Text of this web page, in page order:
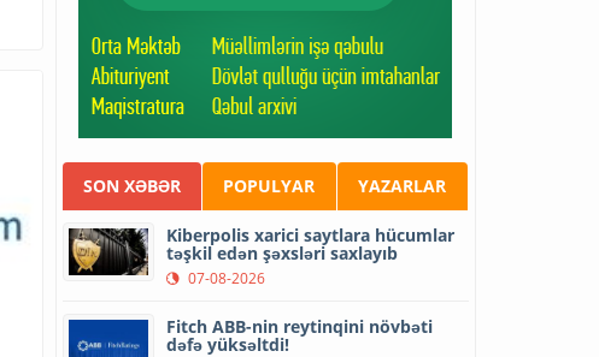
SON XƏBƏR POPULYAR YAZARLAR
Kiberpolis xarici saytlara hücumlar
təşkil edən şəxsləri saxlayıb
07-08-2026
Fitch ABB-nin reytinqini növbəti
dəfə yüksəltdi!